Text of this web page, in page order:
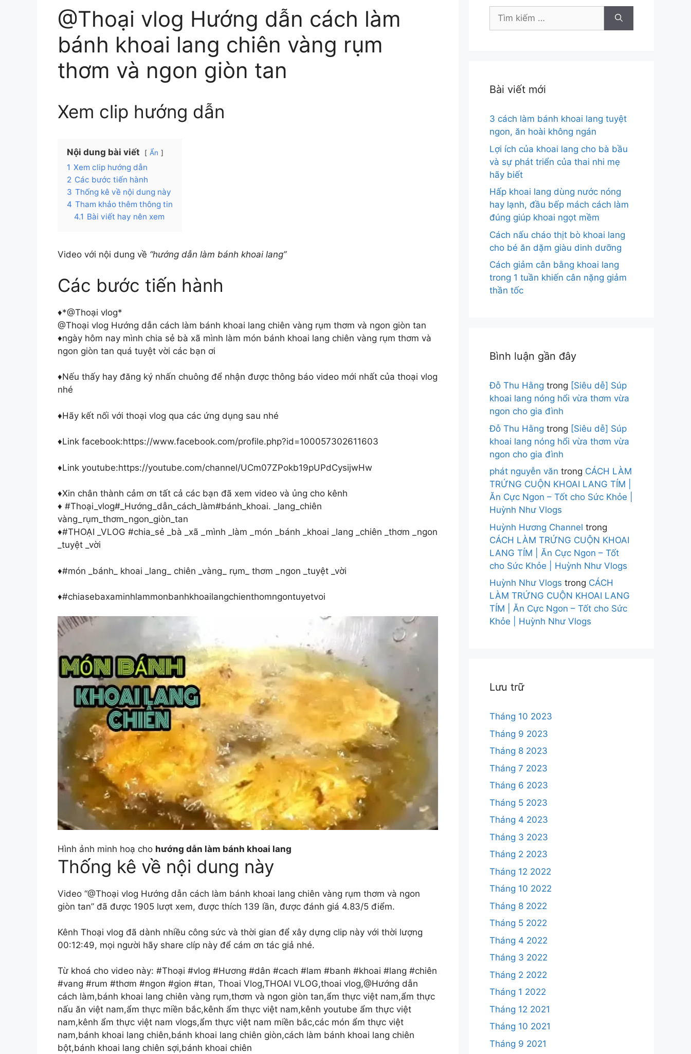
@Thoại vlog Hướng dẫn cách làm
bánh khoai lang chiên vàng rụm
thơm và ngon giòn tan
Xem clip hướng dẫn
Nội dung bài viết Ẩn
1 Xem clip hướng dẫn
2 Các bước tiến hành
3 Thống kê về nội dung này
4 Tham khảo thêm thông tin
4.1 Bài viết hay nên xem
Video với nội dung về “hướng dẫn làm bánh khoai lang”
Các bước tiến hành
♦️​*@Thoại vlog*
@Thoại vlog Hướng dẫn cách làm bánh khoai lang chiên vàng rụm thơm và ngon giòn tan
♦️ngày hôm nay mình chia sẻ bà xã mình làm món bánh khoai lang chiên vàng rụm thơm và
ngon giòn tan quá tuyệt vời các bạn ơi
♦️Nếu thấy hay đăng ký nhấn chuông để nhận được thông báo video mới nhất của thoại vlog
nhé
♦️Hãy kết nối với thoại vlog qua các ứng dụng sau nhé
♦️Link facebook:https://www.facebook.com/profile.php?id=100057302611603
♦️Link youtube:https://youtube.com/channel/UCm07ZPokb19pUPdCysijwHw
♦️Xin chân thành cảm ơn tất cả các bạn đã xem video và ủng cho kênh
♦️ #Thoại_vlog#_Hướng_dẫn_cách_làm#bánh_khoai. _lang_chiên
vàng_rụm_thơm_ngon_giòn_tan
♦️#THOẠI _VLOG #chia_sẻ _bà _xã _mình _làm _món _bánh _khoai _lang _chiên _thơm _ngon
_tuyệt _vời
♦️#món _bánh_ khoai _lang_ chiên _vàng_ rụm_ thơm _ngon _tuyệt _vời
♦️#chiasebaxaminhlammonbanhkhoailangchienthomngontuyetvoi
Hình ảnh minh hoạ cho hướng dẫn làm bánh khoai lang
Thống kê về nội dung này
Video “@Thoại vlog Hướng dẫn cách làm bánh khoai lang chiên vàng rụm thơm và ngon
giòn tan” đã được 1905 lượt xem, được thích 139 lần, được đánh giá 4.83/5 điểm.
Kênh Thoại vlog đã dành nhiều công sức và thời gian để xây dựng clip này với thời lượng
00:12:49, mọi người hãy share clíp này để cám ơn tác giả nhé.
Từ khoá cho video này: #Thoại #vlog #Hương #dân #cach #lam #banh #khoai #lang #chiên
#vang #rum #thơm #ngon #gion #tan, Thoai Vlog,THOAI VLOG,thoai vlog,@Hướng dẫn
cách làm,bánh khoai lang chiên vàng rụm,thơm và ngon giòn tan,ẩm thực việt nam,ẩm thực
nấu ăn việt nam,ẩm thực miền bắc,kênh ẩm thực việt nam,kênh youtube ẩm thực việt
nam,kênh ẩm thực việt nam vlogs,ẩm thực việt nam miền bắc,các món ẩm thực việt
nam,bánh khoai lang chiên,bánh khoai lang chiên giòn,cách làm bánh khoai lang chiên
bột,bánh khoai lang chiên sợi,bánh khoai chiên
Tìm
Bài viết mới
3 cách làm bánh khoai lang tuyệt
ngon, ăn hoài không ngán
Lợi ích của khoai lang cho bà bầu
và sự phát triển của thai nhi mẹ
hãy biết
Hấp khoai lang dùng nước nóng
hay lạnh, đầu bếp mách cách làm
đúng giúp khoai ngọt mềm
Cách nấu cháo thịt bò khoai lang
cho bé ăn dặm giàu dinh dưỡng
Cách giảm cân bằng khoai lang
trong 1 tuần khiến cân nặng giảm
thần tốc
Bình luận gần đây
Đỗ Thu Hằng trong [Siêu dễ] Súp
khoai lang nóng hổi vừa thơm vừa
ngon cho gia đình
Đỗ Thu Hằng trong [Siêu dễ] Súp
khoai lang nóng hổi vừa thơm vừa
ngon cho gia đình
phát nguyễn văn trong CÁCH LÀM
TRỨNG CUỘN KHOAI LANG TÍM |
Ăn Cực Ngon – Tốt cho Sức Khỏe |
Huỳnh Như Vlogs
Huỳnh Hương Channel trong
CÁCH LÀM TRỨNG CUỘN KHOAI
LANG TÍM | Ăn Cực Ngon – Tốt
cho Sức Khỏe | Huỳnh Như Vlogs
Huỳnh Như Vlogs trong CÁCH
LÀM TRỨNG CUỘN KHOAI LANG
TÍM | Ăn Cực Ngon – Tốt cho Sức
Khỏe | Huỳnh Như Vlogs
Lưu trữ
Tháng 10 2023
Tháng 9 2023
Tháng 8 2023
Tháng 7 2023
Tháng 6 2023
Tháng 5 2023
Tháng 4 2023
Tháng 3 2023
Tháng 2 2023
Tháng 12 2022
Tháng 10 2022
Tháng 8 2022
Tháng 5 2022
Tháng 4 2022
Tháng 3 2022
Tháng 2 2022
Tháng 1 2022
Tháng 12 2021
Tháng 10 2021
Tháng 9 2021